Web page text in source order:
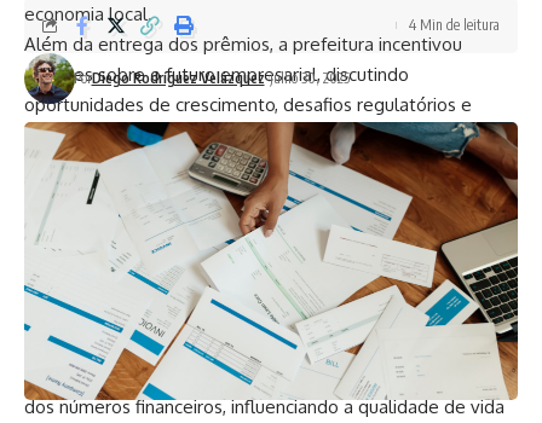
economia local.
Além da entrega dos prêmios, a prefeitura incentivou
debates sobre o futuro empresarial, discutindo
oportunidades de crescimento, desafios regulatórios e
tendências de mercado. As empresas premiadas
compartilharam experiências e estratégias que contribuíram
para seus resultados positivos, servindo de exemplo para
outros empreendedores. A troca de conhecimentos entre
diferentes setores fortalece a rede empresarial e estimula
a competitividade de forma saudável e sustentável.
O reconhecimento também valoriza a capacidade das
empresas de gerar empregos e estimular a economia
regional. O impacto positivo de suas atividades vai além
dos números financeiros, influenciando a qualidade de vida
PorDiego Rodríguez Velázquez julho 30, 2025
4 Min de leitura